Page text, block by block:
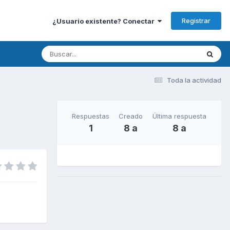
¿Usuario existente? Conectar Registrar
Toda la actividad
Respuestas
1
Creado
8 a
Última respuesta
8 a